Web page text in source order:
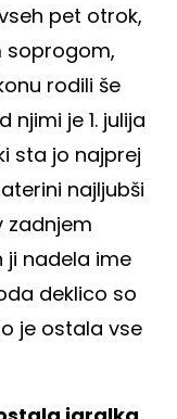
pet otrok,
soprogom,
rodili še
je 1. julija
sta jo najprej
najljubši
zadnjem
ji nadela ime
deklico so
je ostala vse